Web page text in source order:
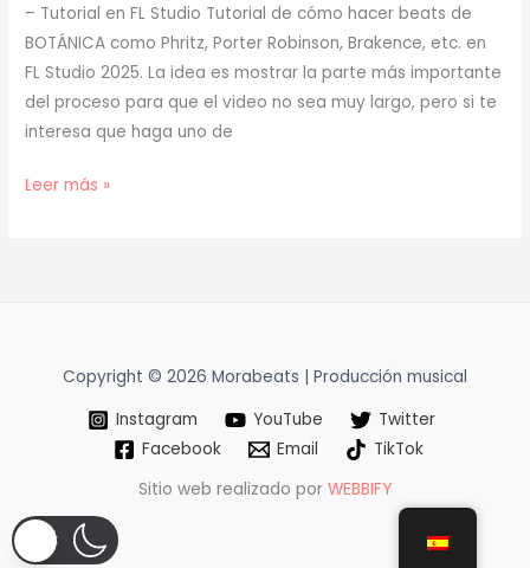
– Tutorial en FL Studio Tutorial de cómo hacer beats de
BOTÁNICA como Phritz, Porter Robinson, Brakence, etc. en
FL Studio 2025. La idea es mostrar la parte más importante
del proceso para que el video no sea muy largo, pero si te
interesa que haga uno de
[
Leer más »
Copyright © 2026 Morabeats | Producción musical
Instagram
YouTube
Twitter
Facebook
Email
TikTok
Sitio web realizado por WEBBIFY